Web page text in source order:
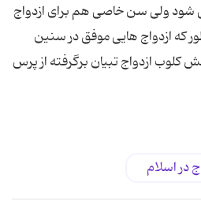
شود ولی سن خاصی هم برای ازدواج
ازدواج هایی موفق در سنین
ازدواج تبیان برگرفته از پرس
در اسلام